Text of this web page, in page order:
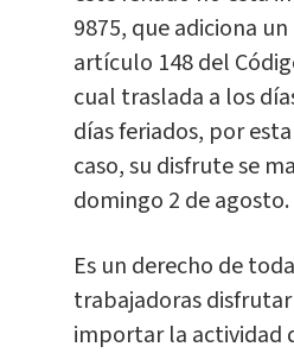
9875, que adiciona
artículo 148 del
cual traslada a los
días feriados, por
caso, su disfrute se
domingo 2 de agosto.
Es un derecho de
trabajadoras
importar la actividad